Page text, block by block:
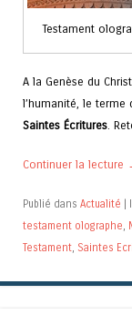
Testament
A la Genèse du
l’humanité, le terme
Saintes Écritures.
Continuer la lecture
Publié dans Actualité
testament olographe,
Testament, Saintes